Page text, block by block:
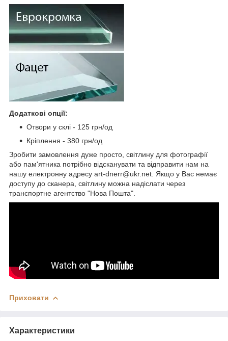
Додаткові опції:
Отвори у склі - 125 грн/од
Кріплення - 380 грн/од
Зробити замовлення дуже просто, світлину для фотографії
або пам'ятника потрібно відсканувати та відправити нам на
нашу електронну адресу art-dnerr@ukr.net. Якщо у Вас немає
доступу до сканера, світлину можна надіслати через
транспортне агентство "Нова Пошта".
Приховати
Характеристики